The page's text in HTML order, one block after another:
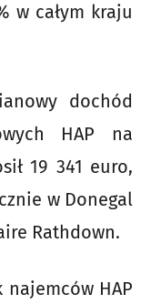
w całym kraju
dochód
HAP na
19 341 euro,
w Donegal
Rathdown.
najemców HAP